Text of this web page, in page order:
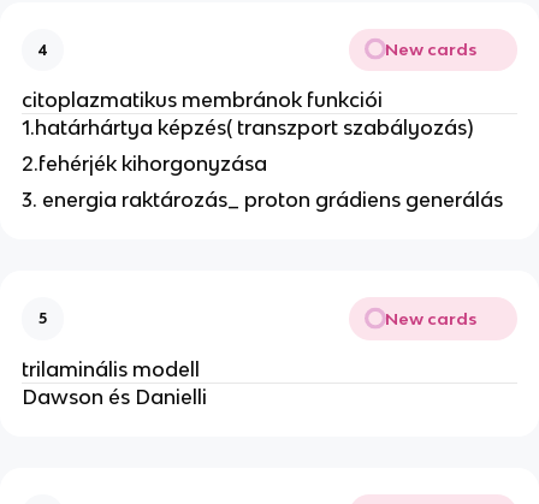
4 New cards
citoplazmatikus membránok funkciói
1.határhártya képzés( transzport szabályozás)
2.fehérjék kihorgonyzása
3. energia raktározás_ proton grádiens generálás
5 New cards
trilaminális modell
Dawson és Danielli